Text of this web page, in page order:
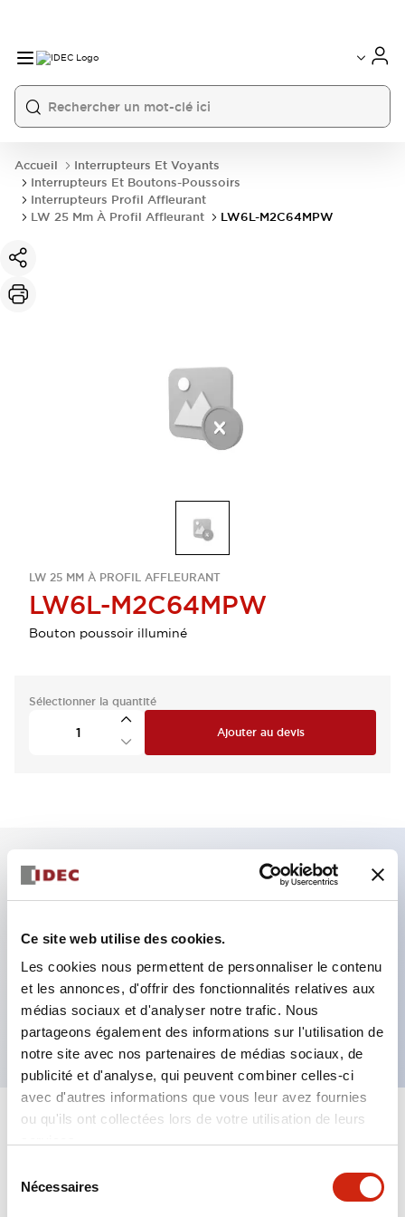
Ce site web utilise des cookies.
Les cookies nous permettent de personnaliser le contenu
et les annonces, d'offrir des fonctionnalités relatives aux
médias sociaux et d'analyser notre trafic. Nous
partageons également des informations sur l'utilisation de
notre site avec nos partenaires de médias sociaux, de
publicité et d'analyse, qui peuvent combiner celles-ci
avec d'autres informations que vous leur avez fournies
ou qu'ils ont collectées lors de votre utilisation de leurs
Nécessaires
Accueil
Interrupteurs Et Voyants
Interrupteurs Et Boutons-Poussoirs
Interrupteurs Profil Affleurant
LW 25 Mm À Profil Affleurant
LW6L-M2C64MPW
LW 25 MM À PROFIL AFFLEURANT
LW6L-M2C64MPW
Bouton poussoir illuminé
Sélectionner la quantité
Ajouter au devis
Fixation par regroupement possible
Le commutateur sélecteur avec clé adopte une
structure à goupille à cylindre haute sécurité
La structure de protection est IP65 (IEC60529)
Spécifications